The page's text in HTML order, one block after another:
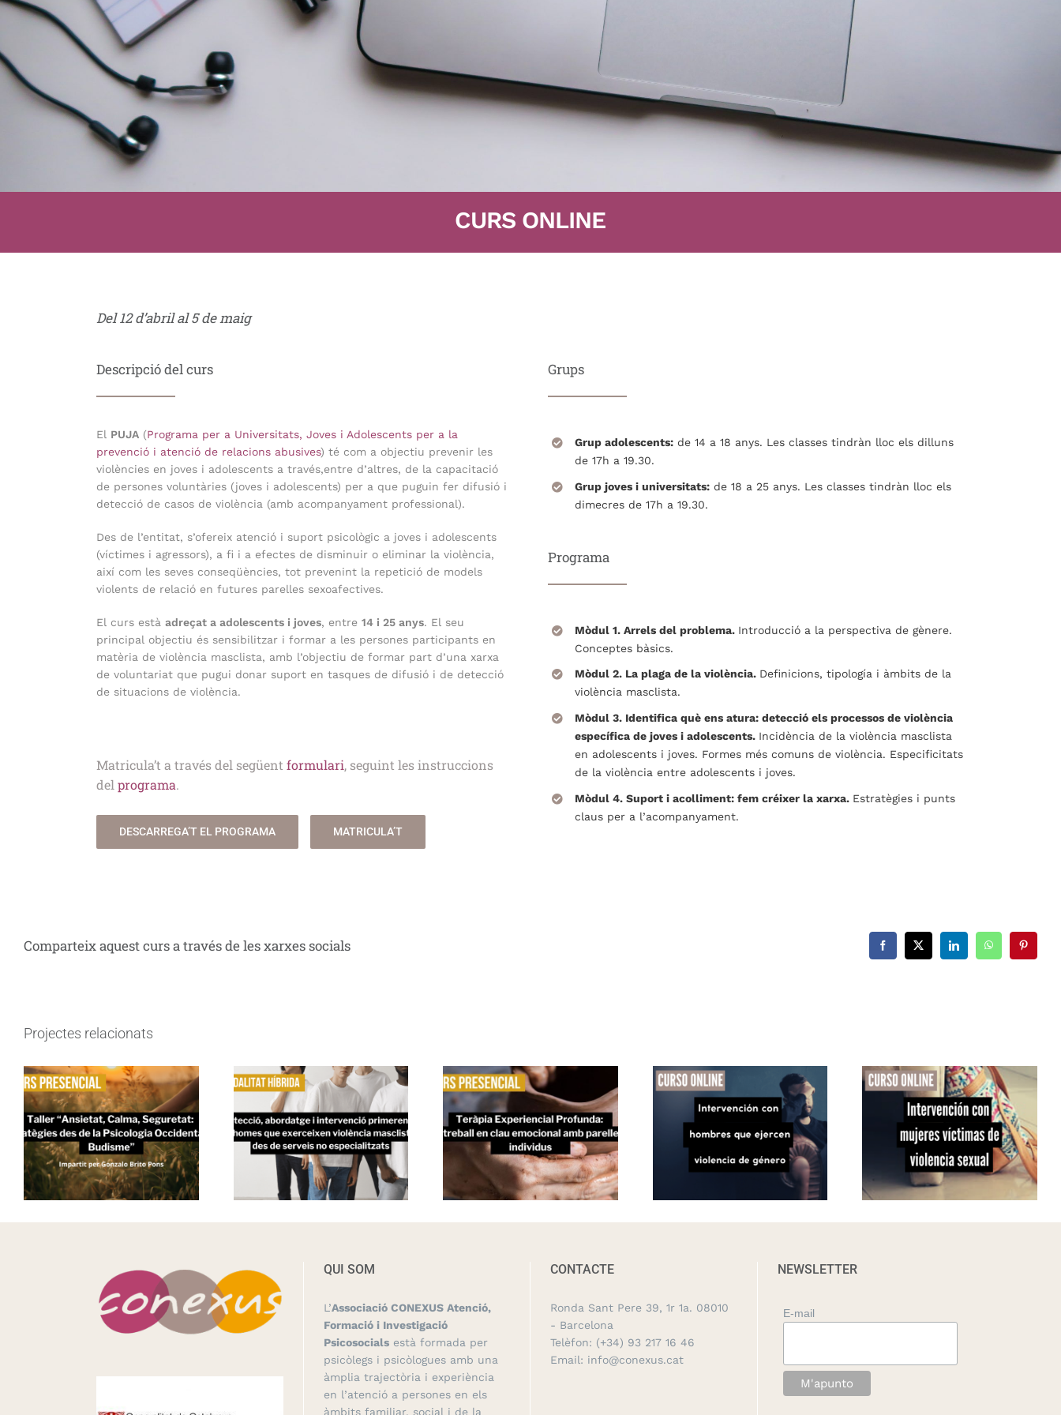
CURS ONLINE
Del 12 d’abril al 5 de maig
Descripció del curs
El PUJA (Programa per a Universitats, Joves i Adolescents per a la
prevenció i atenció de relacions abusives) té com a objectiu prevenir les
violències en joves i adolescents a través,entre d’altres, de la capacitació
de persones voluntàries (joves i adolescents) per a que puguin fer difusió i
detecció de casos de violència (amb acompanyament professional).
Des de l’entitat, s’ofereix atenció i suport psicològic a joves i adolescents
(víctimes i agressors), a fi i a efectes de disminuir o eliminar la violència,
així com les seves conseqüències, tot prevenint la repetició de models
violents de relació en futures parelles sexoafectives.
El curs està adreçat a adolescents i joves, entre 14 i 25 anys. El seu
principal objectiu és sensibilitzar i formar a les persones participants en
matèria de violència masclista, amb l’objectiu de formar part d’una xarxa
de voluntariat que pugui donar suport en tasques de difusió i de detecció
de situacions de violència.
Matricula’t a través del següent formulari, seguint les instruccions
del programa.
DESCARREGA’T EL PROGRAMA MATRICULA’T
Grups
Grup adolescents:de 14 a 18 anys. Les classes tindràn lloc els dilluns
de 17h a 19.30.
Grup joves i universitats:de 18 a 25 anys. Les classes tindràn lloc els
dimecres de 17h a 19.30.
Programa
Mòdul 1. Arrels del problema. Introducció a la perspectiva de gènere.
Conceptes bàsics.
Mòdul 2. La plaga de la violència. Definicions, tipología i àmbits de la
violència masclista.
Mòdul 3. Identifica què ens atura: detecció els processos de violència
específica de joves i adolescents. Incidència de la violència masclista
en adolescents i joves. Formes més comuns de violència. Especificitats
de la violència entre adolescents i joves.
Mòdul 4. Suport i acolliment: fem créixer la xarxa. Estratègies i punts
claus per a l’acompanyament.
Comparteix aquest curs a través de les xarxes socials Facebook
X LinkedInWhatsAppPinterest
Projectes relacionats
QUI SOM
L’Associació CONEXUS Atenció,
Formació i Investigació
Psicosocialsestà formada per
psicòlegs i psicòlogues amb una
àmplia trajectòria i experiència
en l’atenció a persones en els
àmbits familiar, social i de la
CONTACTE
Ronda Sant Pere 39, 1r 1a. 08010
- Barcelona
Telèfon: (+34) 93 217 16 46
Email: info@conexus.cat
NEWSLETTER
E-mail